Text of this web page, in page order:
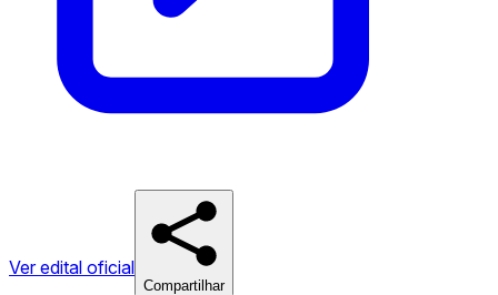
Ver edital oficial
Compartilhar